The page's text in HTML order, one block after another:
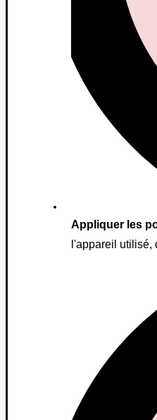
Appliquer les
l'appareil